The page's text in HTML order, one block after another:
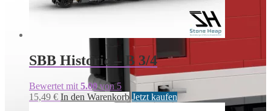
SBB Historic – B 3/4
Bewertet mit 5.00von 5
15,49 € In den Warenkorb Jetzt kaufen